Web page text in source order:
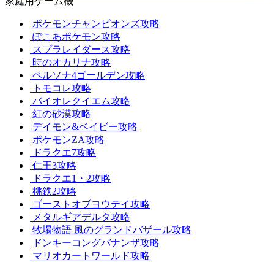
ポケモンチャンピオンズ攻略
ぽこあポケモン攻略
スプラレイダース攻略
時のオカリナ攻略
ペルソナ4ゴールデン攻略
トモコレ攻略
バイオレクイエム攻略
紅の砂漠攻略
デイモン&ベイビー攻略
ポケモンZA攻略
ドラクエ7攻略
仁王3攻略
ドラクエ1・2攻略
桃鉄2攻略
ゴーストオブヨウテイ攻略
メタルギアデルタ攻略
牧場物語 風のグランドバザール攻略
ドンキーコングバナンザ攻略
マリオカートワールド攻略